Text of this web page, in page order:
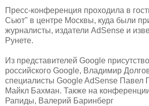
Пресс-конференция проходила в
Сьют" в центре Москвы, куда были
журналисты, издатели AdSense и
Рунете.
Из представителей Google
российского Google, Владимир
специалисты Google AdSense Павел
Майкл Бахман. Также на
Рапиды, Валерий Баринберг